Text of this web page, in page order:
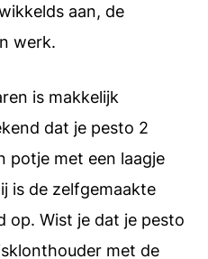
aan, de
werk.
is makkelijk
dat je pesto 2
potje met een laagje
is de zelfgemaakte
op. Wist je dat je pesto
met de